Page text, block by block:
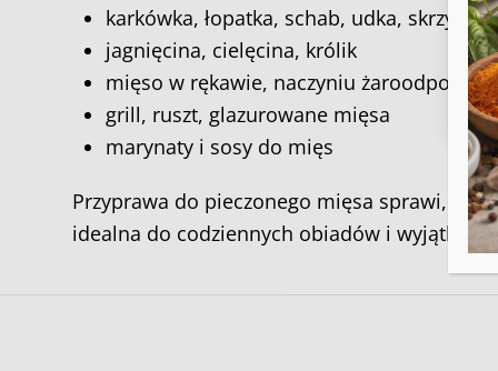
karkówka, łopatka, schab, udka,
jagnięcina, cielęcina, królik
mięso w rękawie, naczyniu
grill, ruszt, glazurowane mięsa
marynaty i sosy do mięs
Przyprawa do pieczonego mięsa sprawi, że
idealna do codziennych obiadów i